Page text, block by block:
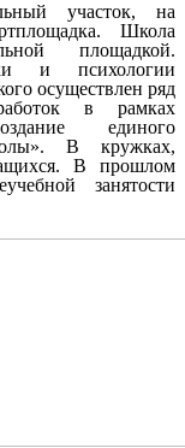
участок, на
Школа
площадкой.
и психологии
осуществлен ряд
в рамках
единого
В кружках,
В прошлом
занятости